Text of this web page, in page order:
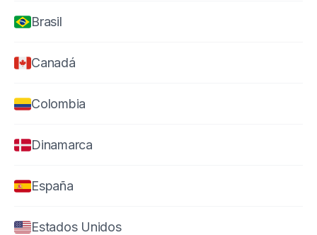
Brasil
Canadá
Colombia
Dinamarca
España
Estados Unidos